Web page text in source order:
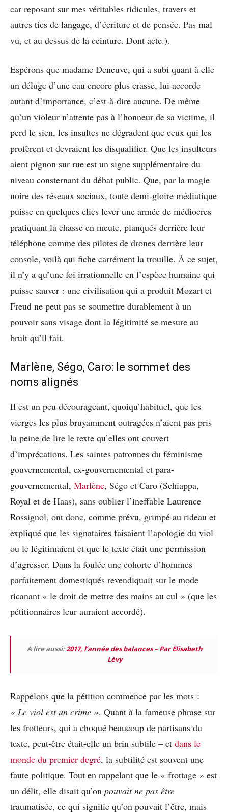
car reposant sur mes véritables ridicules, travers et
autres tics de langage, d’écriture et de pensée. Pas mal
vu, et au dessus de la ceinture. Dont acte.).
Espérons que madame Deneuve, qui a subi quant à elle
un déluge d’une eau encore plus crasse, lui accorde
autant d’importance, c’est-à-dire aucune. De même
qu’un violeur n’attente pas à l’honneur de sa victime, il
perd le sien, les insultes ne dégradent que ceux qui les
profèrent et devraient les disqualifier. Que les insulteurs
aient pignon sur rue est un signe supplémentaire du
niveau consternant du débat public. Que, par la magie
noire des réseaux sociaux, toute demi-gloire médiatique
puisse en quelques clics lever une armée de médiocres
pratiquant la chasse en meute, planqués derrière leur
téléphone comme des pilotes de drones derrière leur
console, voilà qui fiche carrément la trouille. À ce sujet,
il n’y a qu’une foi irrationnelle en l’espèce humaine qui
puisse sauver : une civilisation qui a produit Mozart et
Freud ne peut pas se soumettre durablement à un
pouvoir sans visage dont la légitimité se mesure au
bruit qu’il fait.
Marlène, Ségo, Caro: le sommet des
noms alignés
Il est un peu décourageant, quoiqu’habituel, que les
vierges les plus bruyamment outragées n’aient pas pris
la peine de lire le texte qu’elles ont couvert
d’imprécations. Les saintes patronnes du féminisme
gouvernemental, ex-gouvernemental et para-
gouvernemental, Marlène, Ségo et Caro (Schiappa,
Royal et de Haas), sans oublier l’ineffable Laurence
Rossignol, ont donc, comme prévu, grimpé au rideau et
expliqué que les signataires faisaient l’apologie du viol
ou le légitimaient et que le texte était une permission
d’agresser. Dans la foulée une cohorte d’hommes
parfaitement domestiqués revendiquait sur le mode
ricanant « le droit de mettre des mains au cul » (que les
pétitionnaires leur auraient accordé).
A lire aussi:2017, l’année des balances – Par Elisabeth
Lévy
Rappelons que la pétition commence par les mots :
« Le viol est un crime ». Quant à la fameuse phrase sur
les frotteurs, qui a choqué beaucoup de partisans du
texte, peut-être était-elle un brin subtile – et dans le
monde du premier degré, la subtilité est souvent une
faute politique. Tout en rappelant que le « frottage » est
un délit, elle disait qu’on pouvait ne pas être
traumatisée, ce qui signifie qu’on pouvait l’être, mais